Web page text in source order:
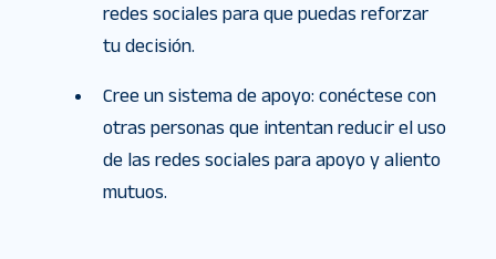
redes sociales para que puedas reforzar
tu decisión.
Cree un sistema de apoyo: conéctese con
otras personas que intentan reducir el uso
de las redes sociales para apoyo y aliento
mutuos.